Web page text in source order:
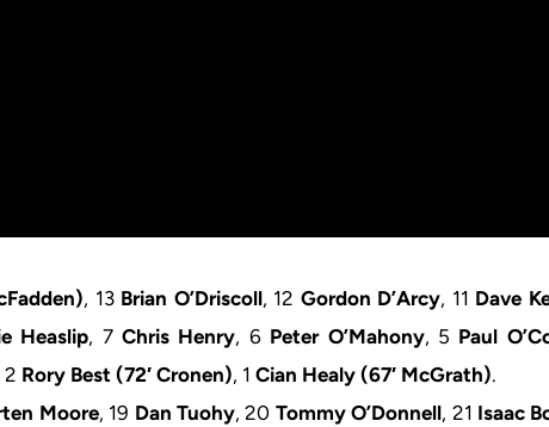
, 13 Brian O’Driscoll, 12 Gordon D’Arcy, 11 Dave
Heaslip, 7Chris Henry, 6 Peter O’Mahony, 5 Paul
2 Rory Best (72′ Cronen), 1 Cian Healy (67′ McGrath).
Moore, 19 Dan Tuohy, 20 Tommy O’Donnell, 21 Isaac